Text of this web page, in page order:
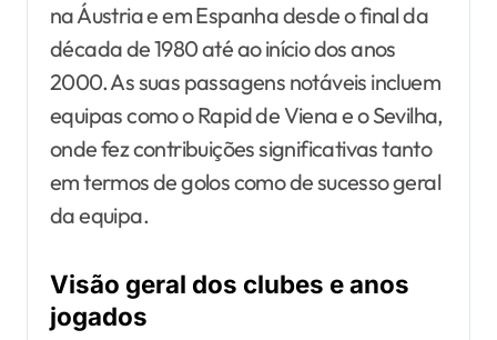
na Áustria e em Espanha desde o final da
década de 1980 até ao início dos anos
2000. As suas passagens notáveis incluem
equipas como o Rapid de Viena e o Sevilha,
onde fez contribuições significativas tanto
em termos de golos como de sucesso geral
da equipa.
Visão geral dos clubes e anos
jogados